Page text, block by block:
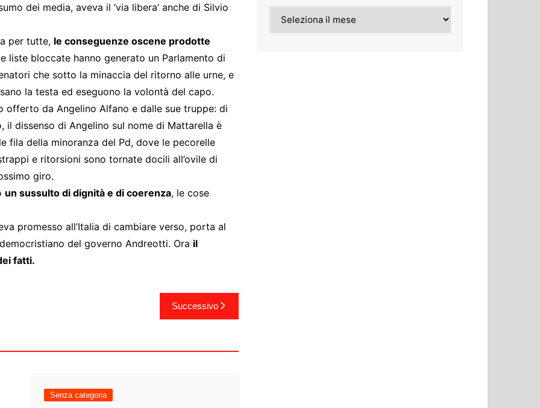
dei media, aveva il ‘via libera’ anche di Silvio
per tutte, le conseguenze oscene prodotte
liste bloccate hanno generato un Parlamento di
che sotto la minaccia del ritorno alle urne, e
la testa ed eseguono la volontà del capo.
offerto da Angelino Alfano e dalle sue truppe: di
dissenso di Angelino sul nome di Mattarella è
fila della minoranza del Pd, dove le pecorelle
e ritorsioni sono tornate docili all’ovile di
giro.
un sussulto di dignità e di coerenza, le cose
promesso all’Italia di cambiare verso, porta al
del governo Andreotti. Ora il
fatti.
Successivo
Senza categoria